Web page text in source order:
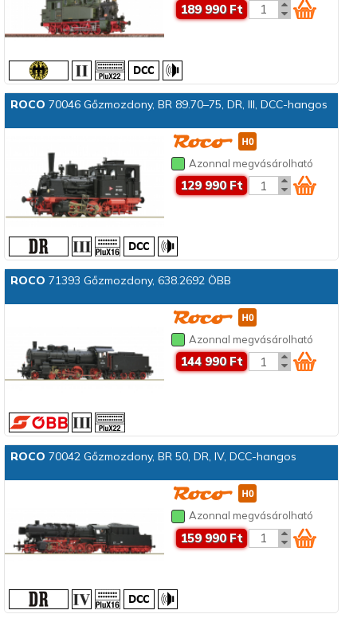
189 990 Ft
ROCO 70046 Gőzmozdony, BR 89.70–75, DR, III, DCC-hangos
Azonnal megvásárolható
129 990 Ft
ROCO 71393 Gőzmozdony, 638.2692 ÖBB
Azonnal megvásárolható
144 990 Ft
ROCO 70042 Gőzmozdony, BR 50, DR, IV, DCC-hangos
Azonnal megvásárolható
159 990 Ft